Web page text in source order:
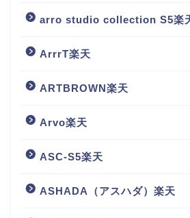
arro studio collection S5楽
ArrrT楽天
ARTBROWN楽天
Arvo楽天
ASC-S5楽天
ASHADA（アスハダ）楽天